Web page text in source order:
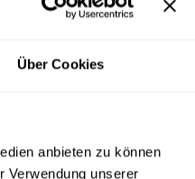
Über Cookies
anbieten zu können
Verwendung unserer
ist.
Dank
ist.